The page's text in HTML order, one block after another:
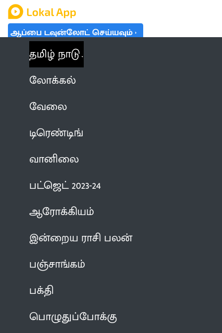
ஆப்பை டவுன்லோட் செய்யவும்
தமிழ் நாடு
லோக்கல்
வேலை
டிரெண்டிங்
வானிலை
பட்ஜெட் 2023-24
ஆரோக்கியம்
இன்றைய ராசி பலன்
பஞ்சாங்கம்
பக்தி
பொழுதுப்போக்கு